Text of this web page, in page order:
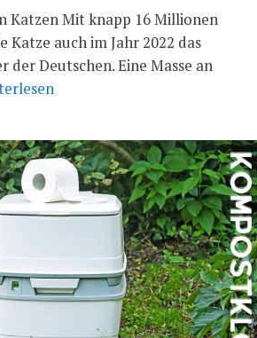
Katzen Mit knapp 16 Millionen
Katze auch im Jahr 2022 das
der Deutschen. Eine Masse an